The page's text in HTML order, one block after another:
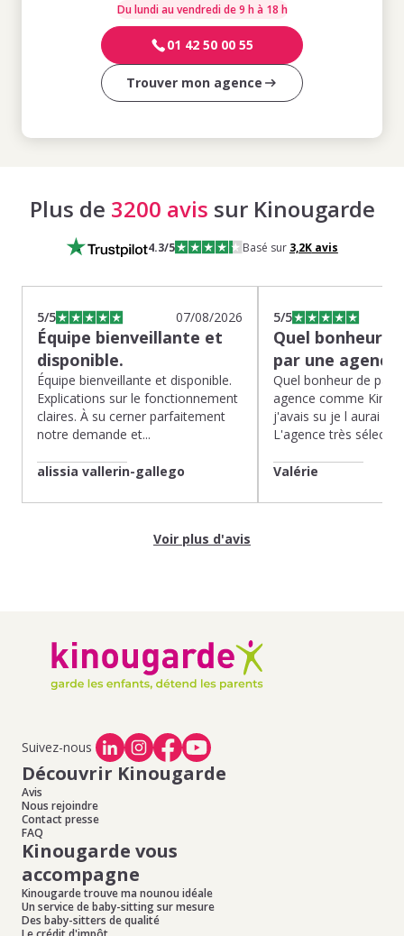
Du lundi au vendredi de 9 h à 18 h
01 42 50 00 55
Trouver mon agence
Plus de 3200 avis sur Kinougarde
4.3/5 Basé sur 3,2Kavis
5/5 07/08/2026
Équipe bienveillante et
disponible.
Équipe bienveillante et disponible.
Explications sur le fonctionnement
claires. À su cerner parfaitement
notre demande et...
alissia vallerin-gallego
5/5
Quel bonheur
par une
Quel bonheur de
agence comme
j'avais su je l aurai
L'agence très
Valérie
Voir plus d'avis
Suivez-nous
Découvrir Kinougarde
Avis
Nous rejoindre
Contact presse
FAQ
Kinougarde vous
accompagne
Kinougarde trouve ma nounou idéale
Un service de baby-sitting sur mesure
Des baby-sitters de qualité